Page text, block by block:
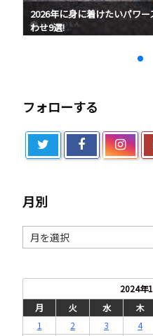
2026年に身に着けたいパワ
わせ9選!
フォローする
月別
別
2024年
月
火 水 木
1
2 3 4